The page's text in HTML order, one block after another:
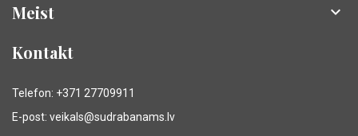
Meist 
Kontakt
Telefon: +371 27709911
E-post: veikals@sudrabanams.lv